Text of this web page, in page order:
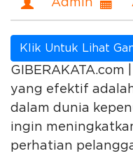
Admin
Klik Untuk Lihat
yang efektif
dalam dunia
ingin
perhatian